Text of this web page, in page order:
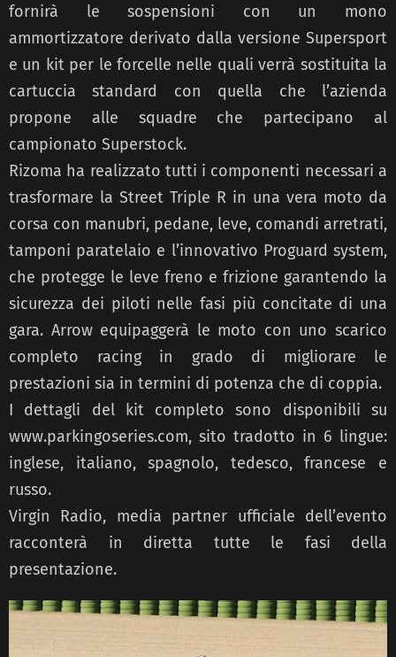
fornirà le sospensioni con un mono
ammortizzatore derivato dalla versione Supersport
e un kit per le forcelle nelle quali verrà sostituita la
cartuccia standard con quella che l’azienda
propone alle squadre che partecipano al
campionato Superstock.
Rizoma ha realizzato tutti i componenti necessari a
trasformare la Street Triple R in una vera moto da
corsa con manubri, pedane, leve, comandi arretrati,
tamponi paratelaio e l’innovativo Proguard system,
che protegge le leve freno e frizione garantendo la
sicurezza dei piloti nelle fasi più concitate di una
gara. Arrow equipaggerà le moto con uno scarico
completo racing in grado di migliorare le
prestazioni sia in termini di potenza che di coppia.
I dettagli del kit completo sono disponibili su
www.parkingoseries.com, sito tradotto in 6 lingue:
inglese, italiano, spagnolo, tedesco, francese e
russo.
Virgin Radio, media partner ufficiale dell’evento
racconterà in diretta tutte le fasi della
presentazione.